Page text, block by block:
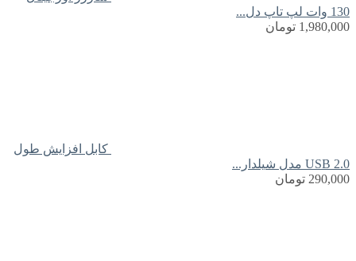
130 وات لپ تاپ دل...
1,980,000 تومان
کابل افزایش طول
USB 2.0 مدل شیلدار...
290,000 تومان